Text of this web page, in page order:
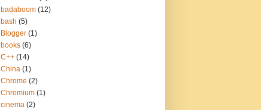
badaboom (12)
bash (5)
Blogger (1)
books (6)
C++ (14)
China (1)
Chrome (2)
Chromium (1)
cinema (2)